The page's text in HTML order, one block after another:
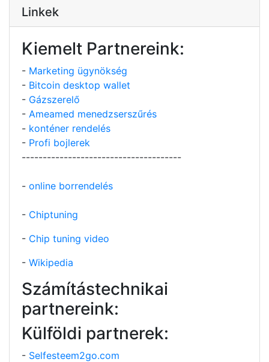
Linkek
Kiemelt Partnereink:
- Marketing ügynökség
- Bitcoin desktop wallet
- Gázszerelő
- Ameamed menedzserszűrés
- konténer rendelés
- Profi bojlerek
--------------------------------------
- online borrendelés
- Chiptuning
- Chip tuning video
- Wikipedia
Számítástechnikai
partnereink:
Külföldi partnerek:
- Selfesteem2go.com